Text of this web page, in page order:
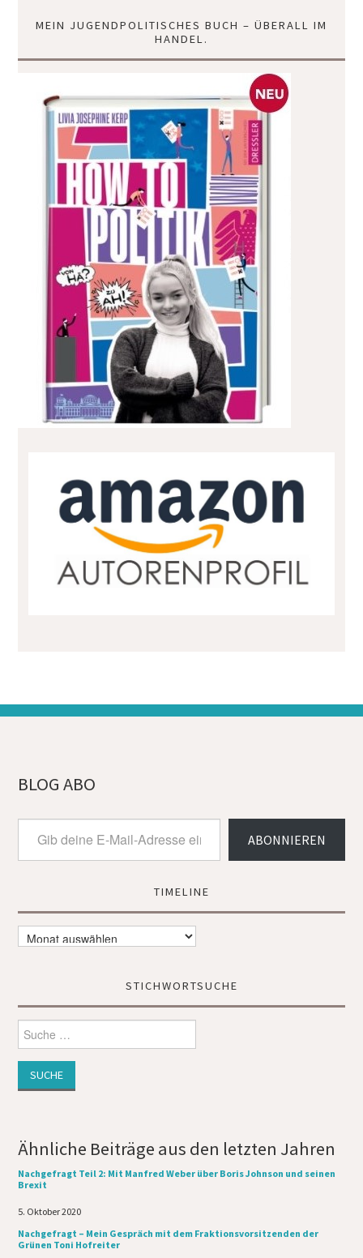
MEIN JUGENDPOLITISCHES BUCH – ÜBERALL IM
HANDEL.
BLOG ABO
deine
E-
ABONNIEREN
TIMELINE
Timeline
STICHWORTSUCHE
Suche
nach:
Ähnliche Beiträge aus den letzten Jahren
Nachgefragt Teil 2: Mit Manfred Weber über Boris Johnson und seinen
Brexit
Datum
5. Oktober 2020
Nachgefragt – Mein Gespräch mit dem Fraktionsvorsitzenden der
Grünen Toni Hofreiter